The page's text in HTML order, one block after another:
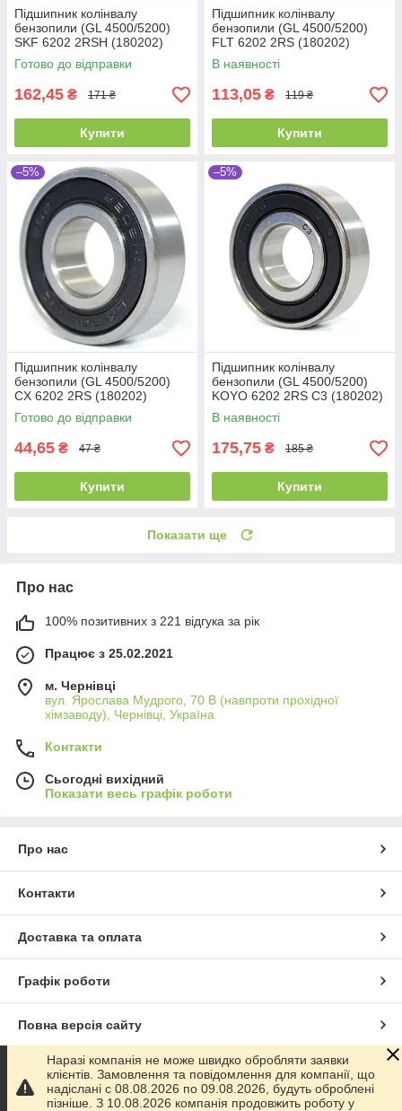
Підшипник колінвалу
бензопили (GL 4500/5200)
SKF 6202 2RSH (180202)
Промислова упаковка
(15x35x11)
Готово до відправки
162,45 ₴ 171 ₴
Купити
Підшипник колінвалу
бензопили (GL 4500/5200)
FLT 6202 2RS (180202)
(15x35x11)
В наявності
113,05 ₴ 119 ₴
Купити
–5%
Підшипник колінвалу
бензопили (GL 4500/5200)
CX 6202 2RS (180202)
(15x35x11)
Готово до відправки
44,65 ₴ 47 ₴
Купити
–5%
Підшипник колінвалу
бензопили (GL 4500/5200)
KOYO 6202 2RS C3 (180202)
(15x35x11)
В наявності
175,75 ₴ 185 ₴
Купити
Показати ще
Про нас
100% позитивних з 221 відгука за рік
Працює з 25.02.2021
м. Чернівці
вул. Ярослава Мудрого, 70 В (навпроти прохідної
хімзаводу), Чернівці, Україна
Контакти
Сьогодні вихідний
Показати весь графік роботи
Про нас
Контакти
Доставка та оплата
Графік роботи
Повна версія сайту
Сайт створено на маркетплейсіProm.ua
Наразі компанія не може швидко обробляти заявки
клієнтів. Замовлення та повідомлення для компанії, що
надіслані с 08.08.2026 по 09.08.2026, будуть оброблені
пізніше. З 10.08.2026 компанія продовжить роботу у